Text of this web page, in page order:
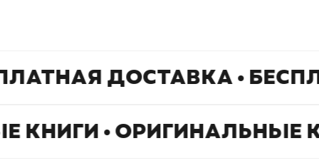
ДОСТАВКА •
КНИГИ • ОРИГИНАЛЬНЫЕ